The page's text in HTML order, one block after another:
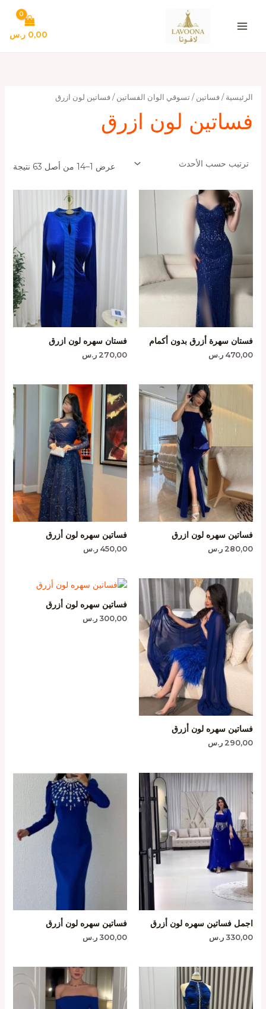
المحتوى
0,00 ر.س
الرئيسية / فساتين / تسوقي الوان الفساتين / فساتين لون ازرق
فساتين لون ازرق
عرض 1–14 من أصل 63 نتيجة
فستان سهرة أزرق بدون أكمام
470,00 ر.س
فستان سهره لون ازرق
270,00 ر.س
فساتين سهره لون ازرق
280,00 ر.س
فساتين سهره لون أزرق
450,00 ر.س
فساتين سهره لون أزرق
290,00 ر.س
فساتين سهره لون أزرق
300,00 ر.س
اجمل فساتين سهره لون أزرق
330,00 ر.س
فساتين سهره لون أزرق
300,00 ر.س